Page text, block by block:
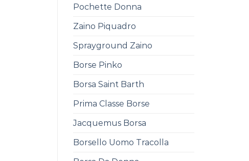
Pochette Donna
Zaino Piquadro
Sprayground Zaino
Borse Pinko
Borsa Saint Barth
Prima Classe Borse
Jacquemus Borsa
Borsello Uomo Tracolla